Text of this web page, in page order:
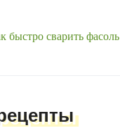
быстро сварить фасоль